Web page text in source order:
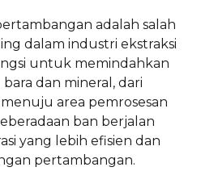
adalah salah
dalam industri ekstraksi
untuk memindahkan
dan mineral, dari
area pemrosesan
ban berjalan
yang lebih efisien dan
pertambangan.